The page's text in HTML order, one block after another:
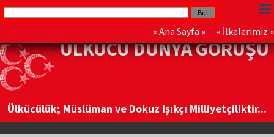
« Ana Sayfa » « İlkelerimiz »
ÜLKÜCÜ DÜNYA GÖRÜŞÜ
Ülkücülük; Müslüman ve Dokuz Işıkçı Milliyetçiliktir...